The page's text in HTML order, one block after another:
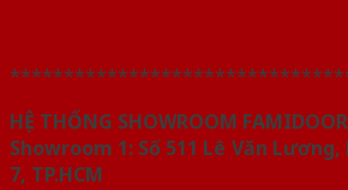
HỆ THỐNG SHOWROOM FAMIDOOR
Showroom 1: Số 511 Lê Văn Lương,
7, TP.HCM